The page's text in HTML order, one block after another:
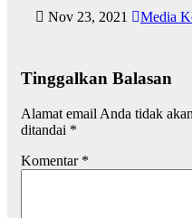
Nov 23, 2021 Media
Tinggalkan Balasan
Alamat email Anda tidak
ditandai *
Komentar *